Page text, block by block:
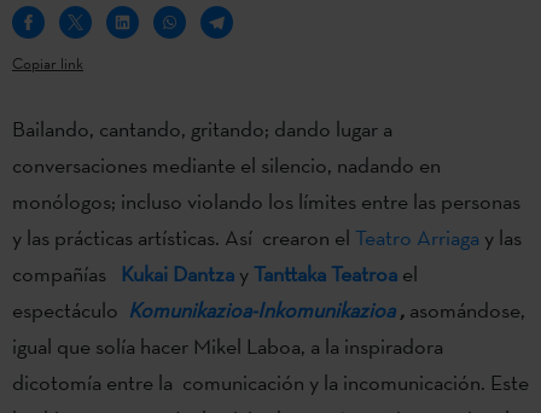
Copiar link
Bailando, cantando, gritando; dando lugar a
conversaciones mediante el silencio, nadando en
monólogos; incluso violando los límites entre las personas
y las prácticas artísticas. Así crearon el Teatro Arriaga y las
compañías
Kukai Dantza yTanttaka Teatroa el
espectáculo Komunikazioa-Inkomunikazioa, asomándose,
igual que solía hacer Mikel Laboa, a la inspiradora
dicotomía entre la comunicación y la incomunicación. Este